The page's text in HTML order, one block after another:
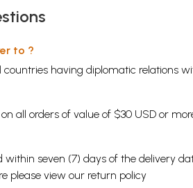
to ?
countries having diplomatic relations
all orders of value of $30 USD or
seven (7) days of the delivery
please view our return policy